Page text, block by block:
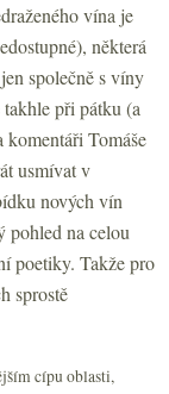
vína je
některá
společně s víny
při pátku (a
Tomáše
usmívat v
nových vín
pohled na celou
poetiky. Takže pro
sprostě
cípu oblasti,